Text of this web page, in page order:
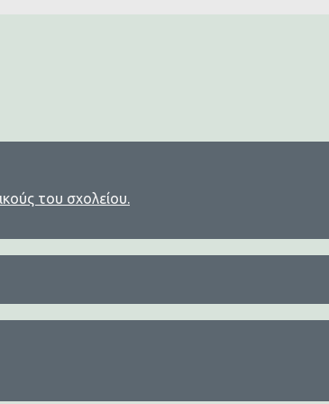
του σχολείου.